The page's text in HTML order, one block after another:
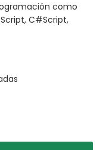
como
C#Script,